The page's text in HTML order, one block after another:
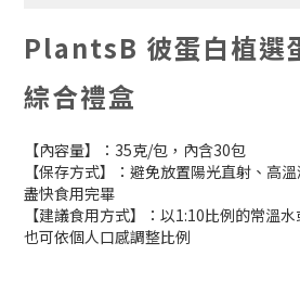
PlantsB 彼蛋白植選
綜合禮盒
【內容量】：35克/包，內含30包
【保存方式】：避免放置陽光直射、高
盡快食用完畢
【建議食用方式】：以1:10比例的常溫
也可依個人口感調整比例